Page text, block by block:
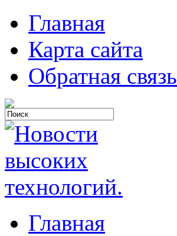
Главная
Карта сайта
Обратная связь
Главная